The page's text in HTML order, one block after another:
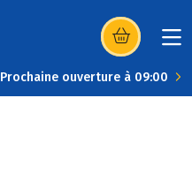
(s’ouvre dans
Prochaine ouverture à 09:00